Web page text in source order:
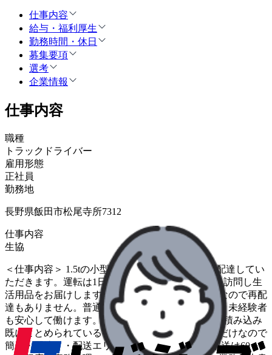
仕事内容
給与・福利厚生
勤務時間・休日
募集要項
選考
企業情報
仕事内容
職種
トラックドライバー
雇用形態
正社員
勤務地
長野県飯田市松尾寺所7312
仕事内容
生協
＜仕事内容＞ 1.5tの小型トラックで生協の商品を配達してい
ただきます。運転は1日1～2時間ほどで同じお宅を訪問し生
活用品をお届けします。留守の場合は「置き配」なので再配
達もありません。普通免許可に加え、研修もあり、未経験者
も安心して働けます。 ＜お仕事の流れ＞ ・荷物の積み込み
既にまとめられている荷物をトラックに積み込むだけなので
簡単・配達・・配送エリア&ルート固定、1日の配送は60～